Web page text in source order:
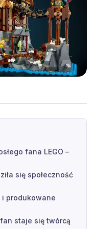
fana LEGO –
się społeczność
i produkowane
staje się twórcą